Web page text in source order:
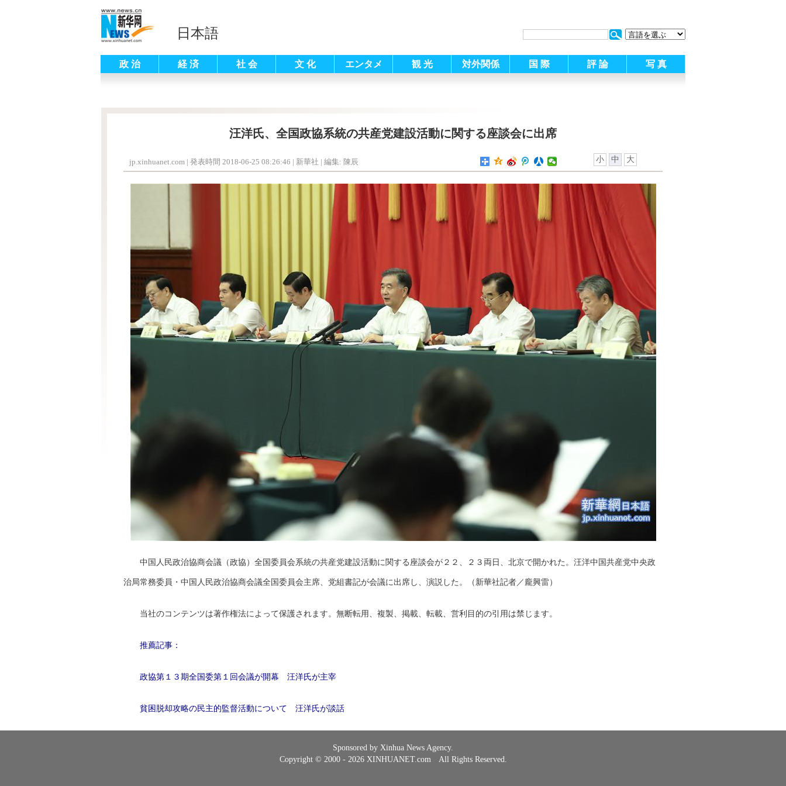
日本語
政 治 経 済 社 会 文 化 エンタメ 観 光 対外関係 国 際 評 論 写 真
汪洋氏、全国政協系統の共産党建設活動に関する座談会に出席
jp.xinhuanet.com | 発表時間 2018-06-25 08:26:46 | 新華社 | 編集: 陳辰 小 中 大
中国人民政治協商会議（政協）全国委員会系統の共産党建設活動に関する座談会が２２、２３両日、北京で開かれた。汪洋中国共産党中央政
治局常務委員・中国人民政治協商会議全国委員会主席、党組書記が会議に出席し、演説した。（新華社記者／龐興雷）
当社のコンテンツは著作権法によって保護されます。無断転用、複製、掲載、転載、営利目的の引用は禁じます。
推薦記事：
政協第１３期全国委第１回会議が開幕 汪洋氏が主宰
貧困脱却攻略の民主的監督活動について 汪洋氏が談話
Sponsored by Xinhua News Agency.
Copyright © 2000 - 2026 XINHUANET.com All Rights Reserved.